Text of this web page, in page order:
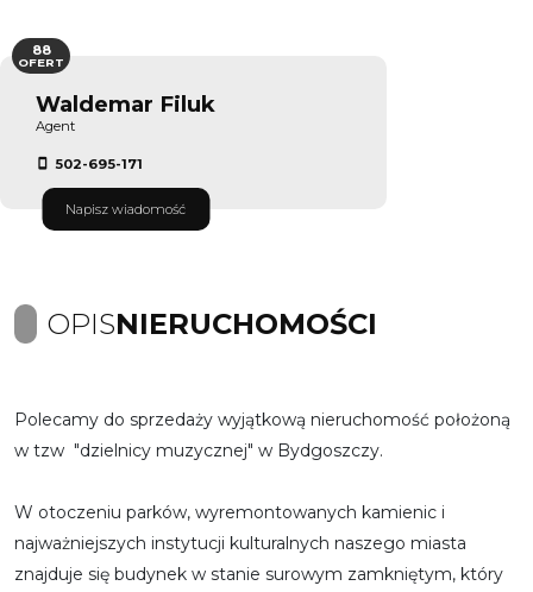
Waldemar Filuk
Agent
502-695-171
Napisz wiadomość
88
OFERT
OPISNIERUCHOMOŚCI
Polecamy do sprzedaży wyjątkową nieruchomość położoną
w tzw "dzielnicy muzycznej" w Bydgoszczy.
W otoczeniu parków, wyremontowanych kamienic i
najważniejszych instytucji kulturalnych naszego miasta
znajduje się budynek w stanie surowym zamkniętym, który